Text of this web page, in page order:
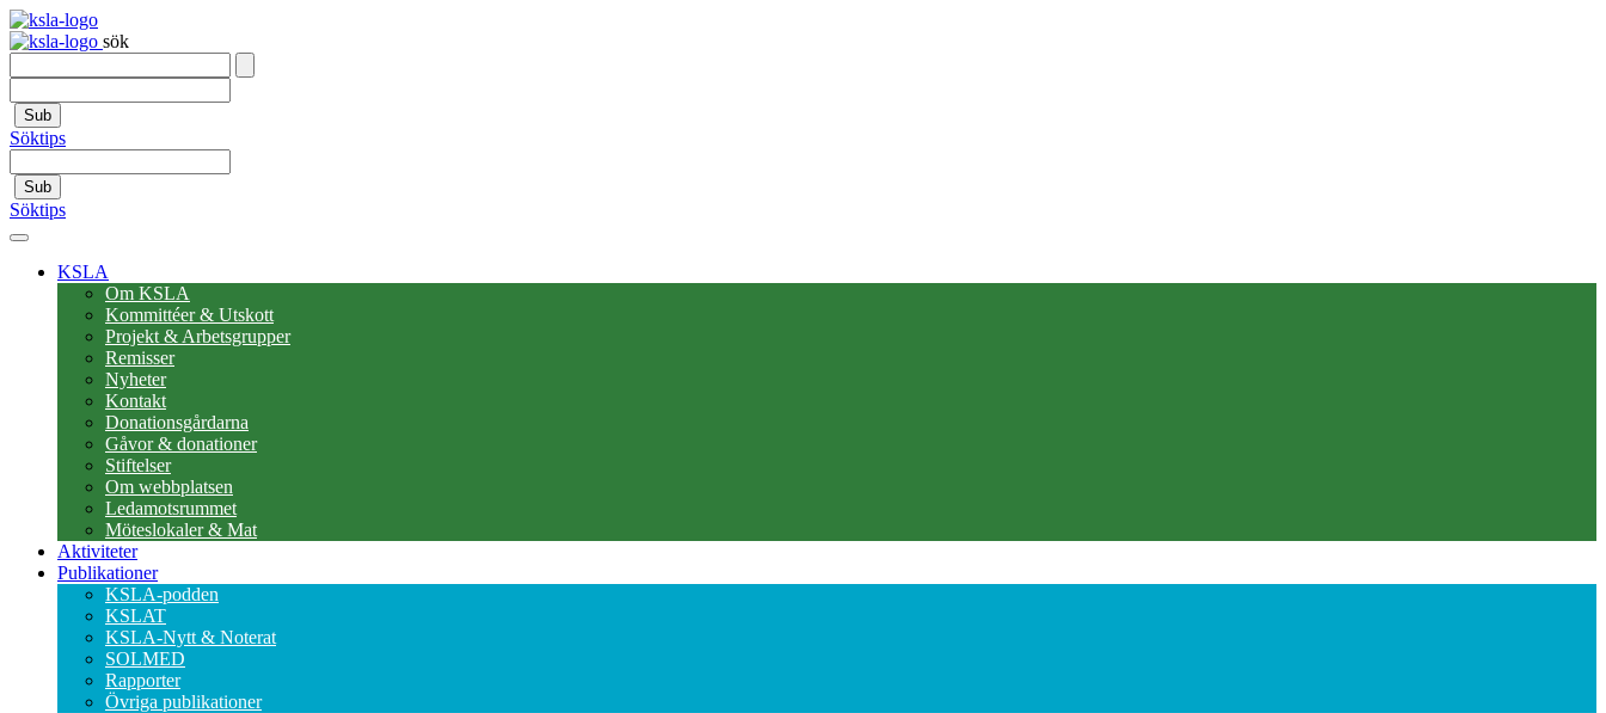
sök
Sub
Söktips
Sub
Söktips
KSLA
Om KSLA
Kommittéer & Utskott
Projekt & Arbetsgrupper
Remisser
Nyheter
Kontakt
Donationsgårdarna
Gåvor & donationer
Stiftelser
Om webbplatsen
Ledamotsrummet
Möteslokaler & Mat
Aktiviteter
Publikationer
KSLA-podden
KSLAT
KSLA-Nytt & Noterat
SOLMED
Rapporter
Övriga publikationer